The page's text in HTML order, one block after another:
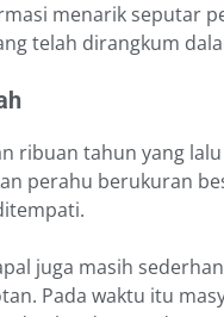
menarik seputar
telah dirangkum
ribuan tahun yang
perahu berukuran
juga masih
Pada waktu itu